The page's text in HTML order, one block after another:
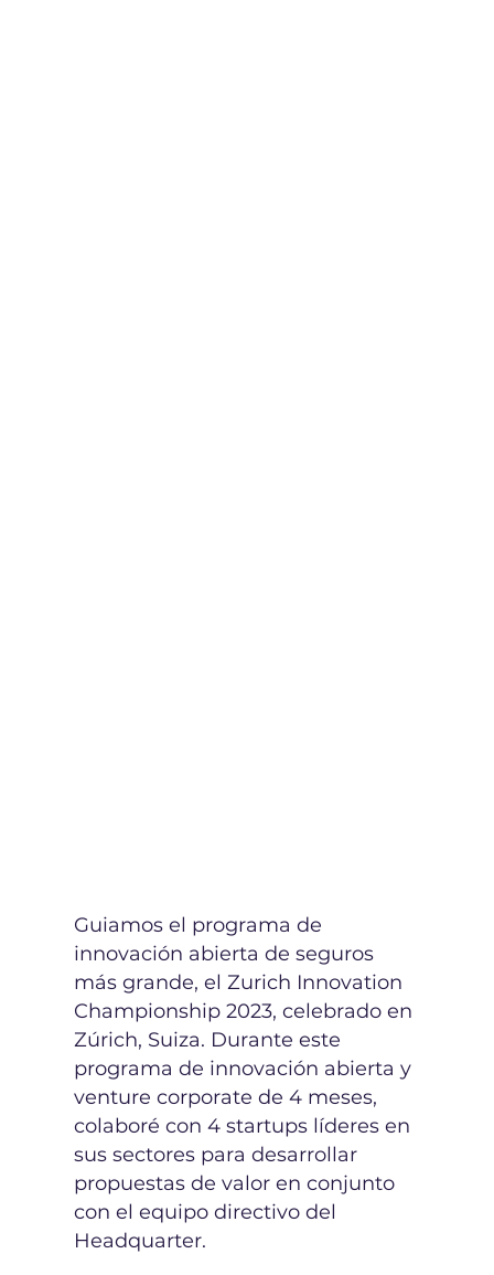
Guiamos el programa de
innovación abierta de seguros
más grande, el Zurich Innovation
Championship 2023, celebrado en
Zúrich, Suiza. Durante este
programa de innovación abierta y
venture corporate de 4 meses,
colaboré con 4 startups líderes en
sus sectores para desarrollar
propuestas de valor en conjunto
con el equipo directivo del
Headquarter.